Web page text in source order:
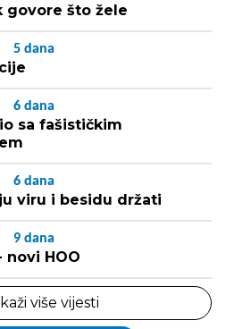
govore što žele
5 dana
6 dana
sa fašističkim
6 dana
viru i besidu držati
9 dana
HOO
više vijesti